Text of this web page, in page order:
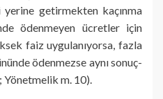
getirmekten kaçınma
ödenmeyen ücretler için
faiz uy­gulanıyorsa, fazla
ödenmezse aynı sonuç­
Yönetmelik m. 10).